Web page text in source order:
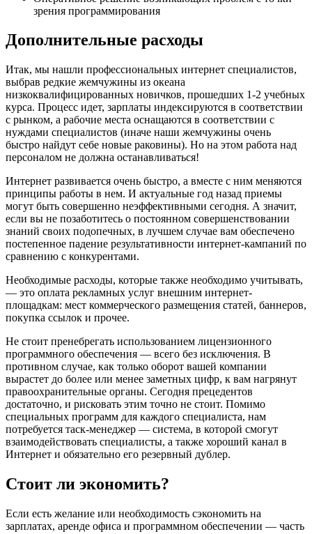
зрения программирования
Дополнительные расходы
Итак, мы нашли профессиональных интернет специалистов,
выбрав редкие жемчужины из океана
низкоквалифицированных новичков, прошедших 1-2 учебных
курса. Процесс идет, зарплаты индексируются в соответствии
с рынком, а рабочие места оснащаются в соответствии с
нуждами специалистов (иначе наши жемчужины очень
быстро найдут себе новые раковины). Но на этом работа над
персоналом не должна останавливаться!
Интернет развивается очень быстро, а вместе с ним меняются
принципы работы в нем. И актуальные год назад приемы
могут быть совершенно неэффективными сегодня. А значит,
если вы не позаботитесь о постоянном совершенствовании
знаний своих подопечных, в лучшем случае вам обеспечено
постепенное падение результативности интернет-кампаний по
сравнению с конкурентами.
Необходимые расходы, которые также необходимо учитывать,
— это оплата рекламных услуг внешним интернет-
площадкам: мест коммерческого размещения статей, баннеров,
покупка ссылок и прочее.
Не стоит пренебрегать использованием лицензионного
программного обеспечения — всего без исключения. В
противном случае, как только оборот вашей компании
вырастет до более или менее заметных цифр, к вам нагрянут
правоохранительные органы. Сегодня прецедентов
достаточно, и рисковать этим точно не стоит. Помимо
специальных программ для каждого специалиста, нам
потребуется таск-менеджер — система, в которой смогут
взаимодействовать специалисты, а также хороший канал в
Интернет и обязательно его резервный дублер.
Стоит ли экономить?
Если есть желание или необходимость сэкономить на
зарплатах, аренде офиса и программном обеспечении — часть